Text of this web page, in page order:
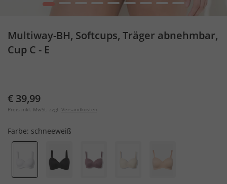
1 2 3 4 5 6 7 8 9
Multiway-BH, Softcups, Träger abnehmbar,
Cup C - E
€ 39,99
Preis inkl. MwSt. zzgl. Versandkosten
Farbe: schneeweiß